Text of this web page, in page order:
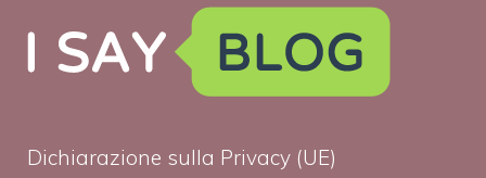
Dichiarazione sulla Privacy (UE)